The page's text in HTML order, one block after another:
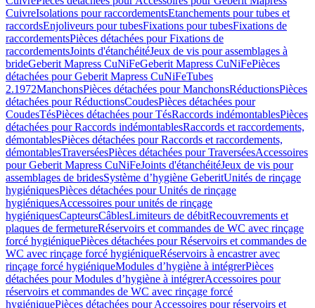
CuivreIsolations pour raccordementsEtanchements pour tubes et
raccordsEnjoliveurs pour tubesFixations pour tubesFixations de
raccordementsPièces détachées pour Fixations de
raccordementsJoints d'étanchéitéJeux de vis pour assemblages à
brideGeberit Mapress CuNiFeGeberit Mapress CuNiFePièces
détachées pour Geberit Mapress CuNiFeTubes
2.1972ManchonsPièces détachées pour ManchonsRéductionsPièces
détachées pour RéductionsCoudesPièces détachées pour
CoudesTésPièces détachées pour TésRaccords indémontablesPièces
détachées pour Raccords indémontablesRaccords et raccordements,
démontablesPièces détachées pour Raccords et raccordements,
démontablesTraverséesPièces détachées pour TraverséesAccessoires
pour Geberit Mapress CuNiFeJoints d'étanchéitéJeux de vis pour
assemblages de bridesSystème d’hygiène GeberitUnités de rinçage
hygiéniquesPièces détachées pour Unités de rinçage
hygiéniquesAccessoires pour unités de rinçage
hygiéniquesCapteursCâblesLimiteurs de débitRecouvrements et
plaques de fermetureRéservoirs et commandes de WC avec rinçage
forcé hygiéniquePièces détachées pour Réservoirs et commandes de
WC avec rinçage forcé hygiéniqueRéservoirs à encastrer avec
rinçage forcé hygiéniqueModules d’hygiène à intégrerPièces
détachées pour Modules d’hygiène à intégrerAccessoires pour
réservoirs et commandes de WC avec rinçage forcé
hygiéniquePièces détachées pour Accessoires pour réservoirs et